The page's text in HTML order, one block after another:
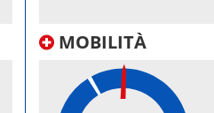
MOBILITÀ